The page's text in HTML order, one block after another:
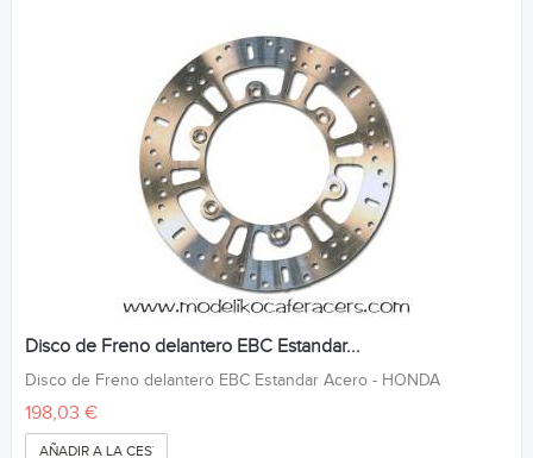
Disco de Freno delantero EBC Estandar...
Disco de Freno delantero EBC Estandar Acero - HONDA
198,03 €
AÑADIR A LA CESTA